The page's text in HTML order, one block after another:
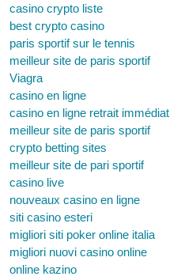
casino crypto liste
best crypto casino
paris sportif sur le tennis
meilleur site de paris sportif
Viagra
casino en ligne
casino en ligne retrait immédiat
meilleur site de paris sportif
crypto betting sites
meilleur site de pari sportif
casino live
nouveaux casino en ligne
siti casino esteri
migliori siti poker online italia
migliori nuovi casino online
online kazino